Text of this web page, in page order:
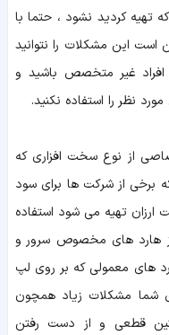
کردید نشود ، حتما با
این مشکلات را نتوانید
غیر متخصص باشید و
نظر را استفاده نکنید.
از نوع سخت افزاری که
برخی از شرکت ها برای سود
ارزان تهیه می شود استفاده
هارد های مخصوص سرور و
های معمولی که بر روی لپ
شما مشکلات زیاد همچون
قطعی و از دست رفتن